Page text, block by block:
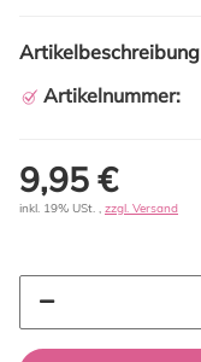
Artikelbeschreibung
Artikelnummer:
9,95 €
inkl. 19% USt. , zzgl. Versand